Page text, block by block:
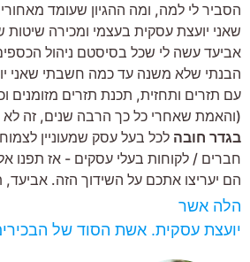
הסביר לי למה, ומה ההגיון שעומד
שאני יועצת עסקית בעצמי ומכירה שיטות
אביעד עשה לי שכל בסיסטם ניהול
הבנתי שלא משנה עד כמה חשבתי שאני
עם תזרים ותחזית, תכנת תזרים מזומנים
(והאמת שאחרי כל כך הרבה שנים, זה
בגדר חובה לכל בעל עסק שמעוניין
חברים / לקוחות בעלי עסקים - אז תפנו
הם יעריצו אתכם על השידוך הזה.
הלה אשר
יועצת עסקית. אשת הסוד של